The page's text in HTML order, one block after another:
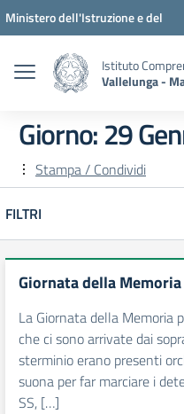
Vai ai contenuti
Vai al menu di navigazione
Vai al footer
Ministero dell'Istruzione e del
Istituto
Vallelunga -
Giorno:29
Stampa / Condividi
FILTRI
Giornata della
La Giornata della Memoria
che ci sono arrivate dai
sterminio erano presenti
suona per far marciare i
SS, […]